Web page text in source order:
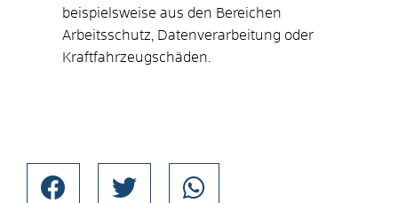
beispielsweise aus den Bereichen
Arbeitsschutz, Datenverarbeitung oder
Kraftfahrzeugschäden.